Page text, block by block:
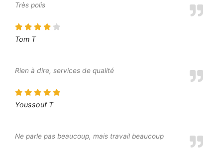
Très polis
Tom T
Rien à dire, services de qualité
Youssouf T
Ne parle pas beaucoup, mais travail beaucoup